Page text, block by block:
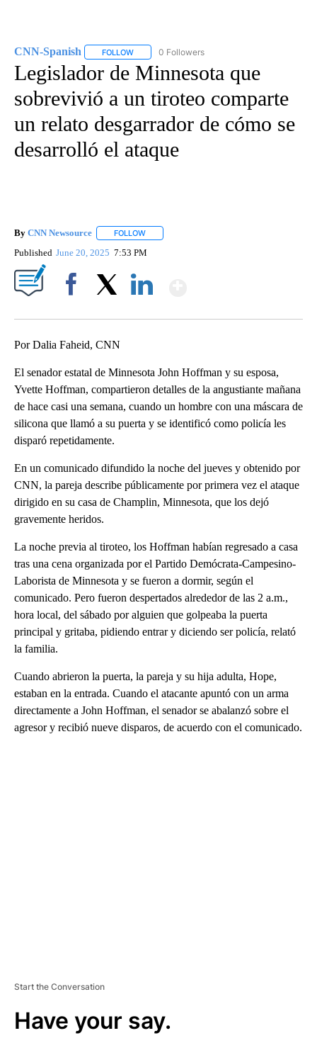
CNN-Spanish FOLLOW FOLLOW "CNN-SPANISH" TO RECEIVE
0 Followers
Legislador de Minnesota que
sobrevivió a un tiroteo comparte
un relato desgarrador de cómo se
desarrolló el ataque
By CNN Newsource FOLLOW
Published June 20, 2025 7:53 PM
Por Dalia Faheid, CNN
El senador estatal de Minnesota John Hoffman y su esposa,
Yvette Hoffman, compartieron detalles de la angustiante mañana
de hace casi una semana, cuando un hombre con una máscara de
silicona que llamó a su puerta y se identificó como policía les
disparó repetidamente.
En un comunicado difundido la noche del jueves y obtenido por
CNN, la pareja describe públicamente por primera vez el ataque
dirigido en su casa de Champlin, Minnesota, que los dejó
gravemente heridos.
La noche previa al tiroteo, los Hoffman habían regresado a casa
tras una cena organizada por el Partido Demócrata-Campesino-
Laborista de Minnesota y se fueron a dormir, según el
comunicado. Pero fueron despertados alrededor de las 2 a.m.,
hora local, del sábado por alguien que golpeaba la puerta
principal y gritaba, pidiendo entrar y diciendo ser policía, relató
la familia.
Cuando abrieron la puerta, la pareja y su hija adulta, Hope,
estaban en la entrada. Cuando el atacante apuntó con un arma
directamente a John Hoffman, el senador se abalanzó sobre el
agresor y recibió nueve disparos, de acuerdo con el comunicado.
Start the Conversation
Have your say.